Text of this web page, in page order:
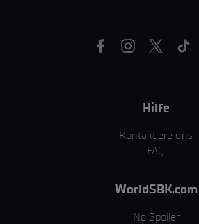
Hilfe
Kontaktiere uns
FAQ
WorldSBK.com
No Spoiler